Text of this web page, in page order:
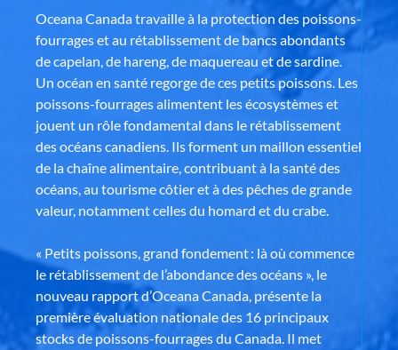
Oceana Canada travaille à la protection des poissons-
fourrages et au rétablissement de bancs abondants
de capelan, de hareng, de maquereau et de sardine.
Un océan en santé regorge de ces petits poissons. Les
poissons-fourrages alimentent les écosystèmes et
jouent un rôle fondamental dans le rétablissement
des océans canadiens. Ils forment un maillon essentiel
de la chaîne alimentaire, contribuant à la santé des
océans, au tourisme côtier et à des pêches de grande
valeur, notamment celles du homard et du crabe.
« Petits poissons, grand fondement : là où commence
le rétablissement de l’abondance des océans », le
nouveau rapport d’Oceana Canada, présente la
première évaluation nationale des 16 principaux
stocks de poissons-fourrages du Canada. Il met